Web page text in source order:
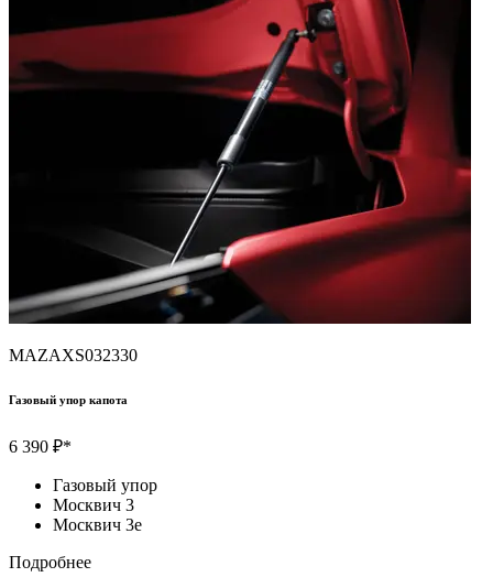
MAZAXS032330
Газовый упор капота
6 390 ₽*
Газовый упор
Москвич 3
Москвич 3e
Подробнее